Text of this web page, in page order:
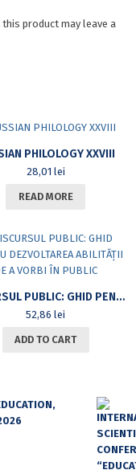
product may leave a
PHILOLOGY XXVIII
28,01 lei
READ MORE
DISCURSUL PUBLIC: GHID PENTRU DEZVOLTAREA ABILITĂȚII DE A VORBI ÎN PUBLIC
52,86lei
ADD TO CART